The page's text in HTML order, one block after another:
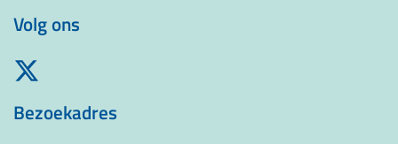
Volg ons
Bezoekadres